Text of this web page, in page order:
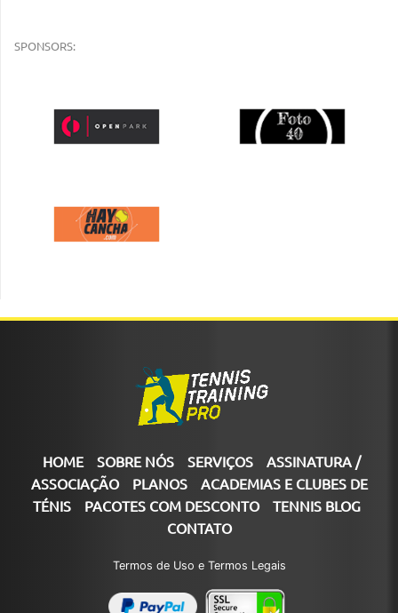
SPONSORS:
HOME SOBRE NÓS SERVIÇOS
ASSINATURA /
ASSOCIAÇÃO
PLANOS
ACADEMIAS E CLUBES DE
TÉNIS
PACOTES COM DESCONTO
TENNIS BLOG
CONTATO
Termos de Uso e Termos Legais